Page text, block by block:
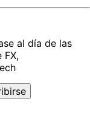
al día de las
FX,